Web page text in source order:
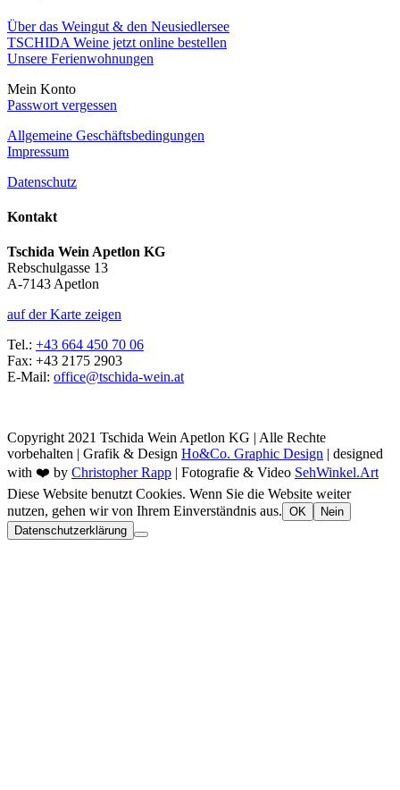
Über das Weingut & den Neusiedlersee
TSCHIDA Weine jetzt online bestellen
Unsere Ferienwohnungen
Mein Konto
Passwort vergessen
Allgemeine Geschäftsbedingungen
Impressum
Datenschutz
Kontakt
Tschida Wein Apetlon KG
Rebschulgasse 13
A-7143 Apetlon
auf der Karte zeigen
Tel.: +43 664 450 70 06
Fax: +43 2175 2903
E-Mail: office@tschida-wein.at
Copyright 2021 Tschida Wein Apetlon KG | Alle Rechte
vorbehalten | Grafik & Design Ho&Co. Graphic Design | designed
with ❤️ by Christopher Rapp | Fotografie & Video SehWinkel.Art
Diese Website benutzt Cookies. Wenn Sie die Website weiter
nutzen, gehen wir von Ihrem Einverständnis aus. OK
Nein
Datenschutzerklärung